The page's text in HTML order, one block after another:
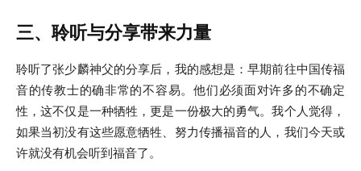
三、聆听与分享带来力量
聆听了张少麟神父的分享后，我的感想是：早期前往中国传福
音的传教士的确非常的不容易。他们必须面对许多的不确定
性，这不仅是一种牺牲，更是一份极大的勇气。我个人觉得，
如果当初没有这些愿意牺牲、努力传播福音的人，我们今天或
许就没有机会听到福音了。